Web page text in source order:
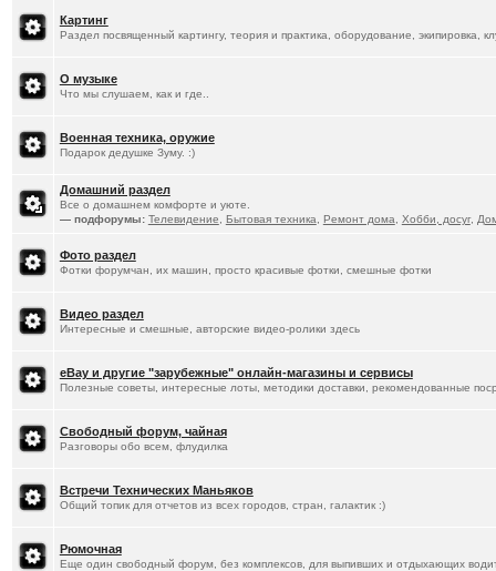
Картинг
Раздел посвященный картингу, теория и практика, оборудование, экипировка,
О музыке
Что мы слушаем, как и где..
Военная техника, оружие
Подарок дедушке Зуму. :)
Домашний раздел
Все о домашнем комфорте и уюте.
— подфорумы: Телевидение Бытовая техника Ремонт дома Хобби, досуг,
Фото раздел
Фотки форумчан, их машин, просто красивые фотки, смешные фотки
Видео раздел
Интересные и смешные, авторские видео-ролики здесь
eBay и другие "зарубежные" онлайн-магазины и сервисы
Полезные советы, интересные лоты, методики доставки, рекомендованные
Свободный форум, чайная
Разговоры обо всем, флудилка
Встречи Технических Маньяков
Общий топик для отчетов из всех городов, стран, галактик :)
Рюмочная
Еще один свободный форум, без комплексов, для выпивших и отдыхающих